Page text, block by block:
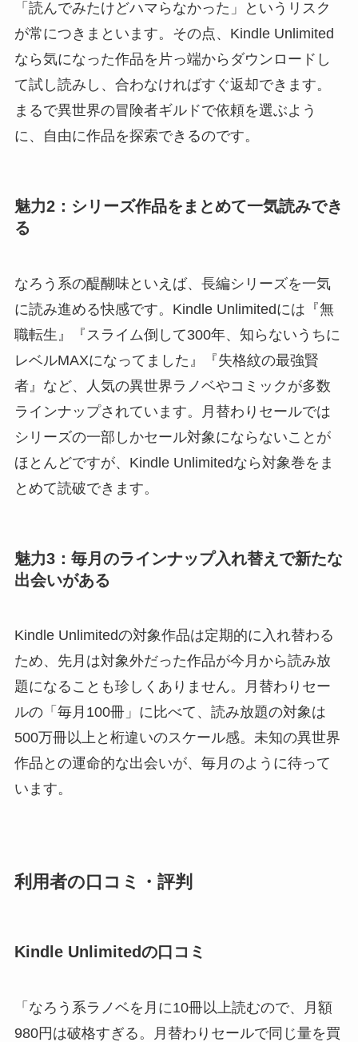
「読んでみたけどハマらなかった」というリスク
が常につきまといます。その点、Kindle Unlimited
なら気になった作品を片っ端からダウンロードし
て試し読みし、合わなければすぐ返却できます。
まるで異世界の冒険者ギルドで依頼を選ぶよう
に、自由に作品を探索できるのです。
魅力2：シリーズ作品をまとめて一気読みでき
る
なろう系の醍醐味といえば、長編シリーズを一気
に読み進める快感です。Kindle Unlimitedには『無
職転生』『スライム倒して300年、知らないうちに
レベルMAXになってました』『失格紋の最強賢
者』など、人気の異世界ラノベやコミックが多数
ラインナップされています。月替わりセールでは
シリーズの一部しかセール対象にならないことが
ほとんどですが、Kindle Unlimitedなら対象巻をま
とめて読破できます。
魅力3：毎月のラインナップ入れ替えで新たな
出会いがある
Kindle Unlimitedの対象作品は定期的に入れ替わる
ため、先月は対象外だった作品が今月から読み放
題になることも珍しくありません。月替わりセー
ルの「毎月100冊」に比べて、読み放題の対象は
500万冊以上と桁違いのスケール感。未知の異世界
作品との運命的な出会いが、毎月のように待って
います。
利用者の口コミ・評判
Kindle Unlimitedの口コミ
「なろう系ラノベを月に10冊以上読むので、月額
980円は破格すぎる。月替わりセールで同じ量を買